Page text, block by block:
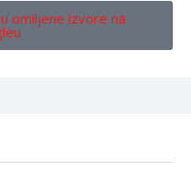
omiljene izvore na